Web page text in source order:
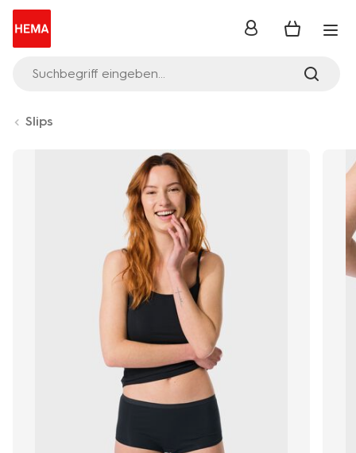
Suchbegriff eingeben...
Anmelden
Slips